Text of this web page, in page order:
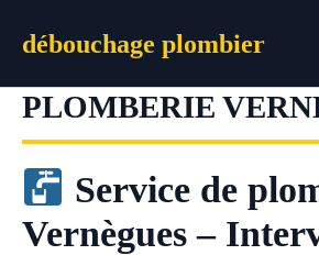
débouchage plombier
PLOMBERIE
Service de
Vernègues –